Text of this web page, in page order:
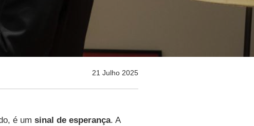
21 Julho 2025
é um sinal de esperança. A